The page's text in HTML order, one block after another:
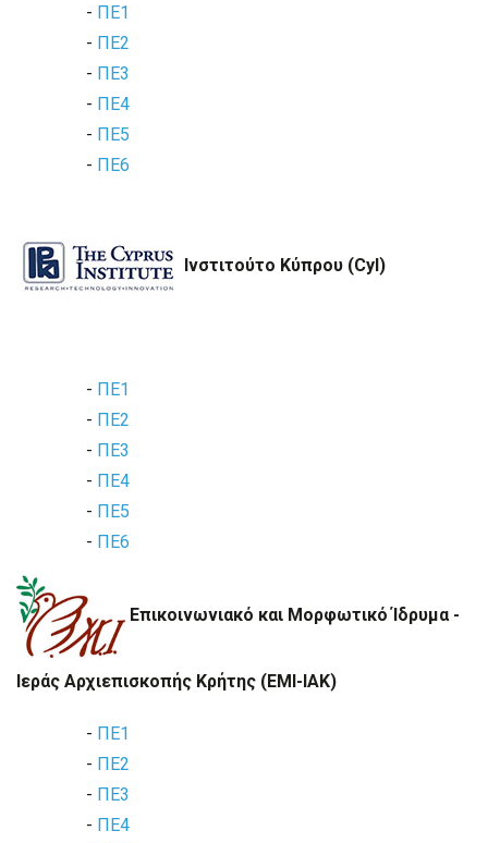
- ΠΕ1
- ΠΕ2
- ΠΕ3
- ΠΕ4
- ΠΕ5
- ΠΕ6
Ινστιτούτο Κύπρου (CyI)
- ΠΕ1
- ΠΕ2
- ΠΕ3
- ΠΕ4
- ΠΕ5
- ΠΕ6
Επικοινωνιακό και Μορφωτικό Ίδρυμα -
Ιεράς Αρχιεπισκοπής Κρήτης (ΕΜΙ-ΙΑΚ)
- ΠΕ1
- ΠΕ2
- ΠΕ3
- ΠΕ4